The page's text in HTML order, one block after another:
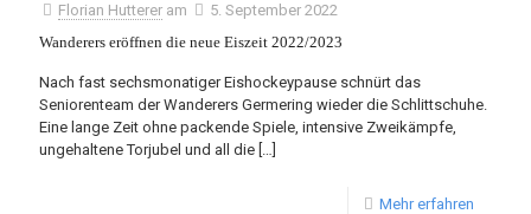
Florian Hutterer am
5. September 2022
Wanderers eröffnen die neue Eiszeit 2022/2023
Nach fast sechsmonatiger Eishockeypause schnürt das
Seniorenteam der Wanderers Germering wieder die Schlittschuhe.
Eine lange Zeit ohne packende Spiele, intensive Zweikämpfe,
ungehaltene Torjubel und all die […]
Mehr erfahren